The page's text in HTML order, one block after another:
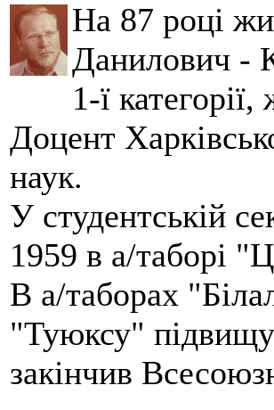
На 87 році
Данилович -
1-ї
Доцент
наук.
У студентській
1959 в а/таборі
В а/таборах
"Туюксу"
закінчив